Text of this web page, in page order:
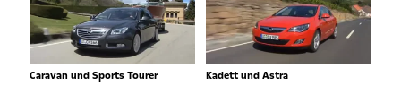
Caravan und Sports Tourer Kadett und Astra